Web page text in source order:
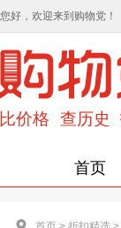
您好，欢迎来到购物党！
首页